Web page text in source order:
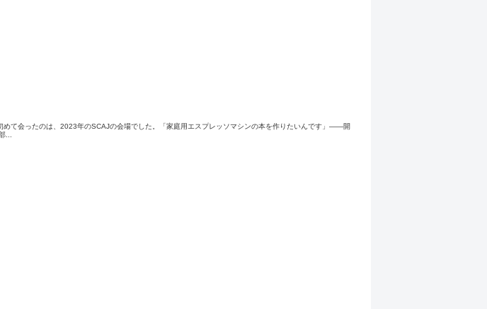
て会ったのは、2023年のSCAJの会場でした。「家庭用エスプレッソマシンの本を作りたいんです」――開
...